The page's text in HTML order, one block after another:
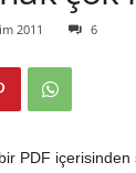
2011 6
PDF